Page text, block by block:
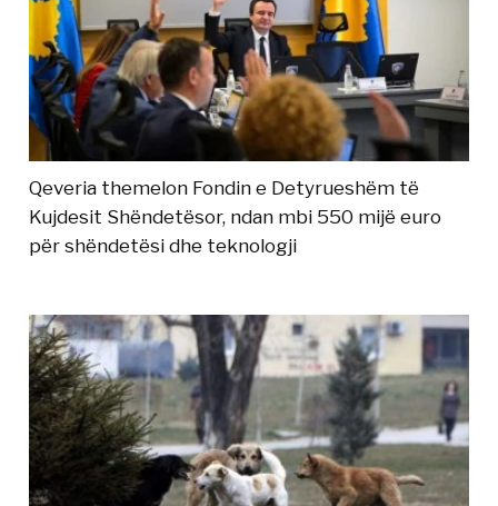
Qeveria themelon Fondin e Detyrueshëm të
Kujdesit Shëndetësor, ndan mbi 550 mijë euro
për shëndetësi dhe teknologji